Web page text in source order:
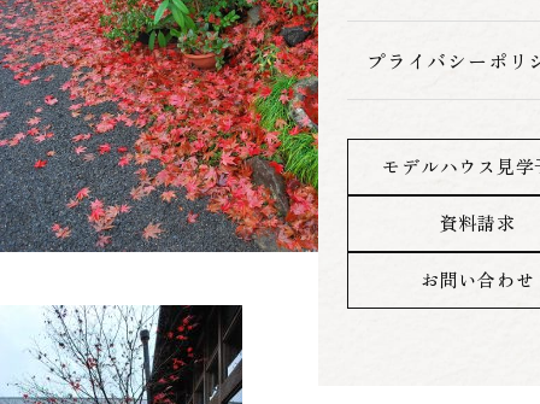
プライバシーポリ
モデルハウス見学
資料請求
お問い合わせ